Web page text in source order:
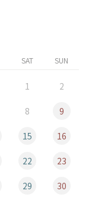
SAT SUN
1 2
8 9
15 16
22 23
29 30